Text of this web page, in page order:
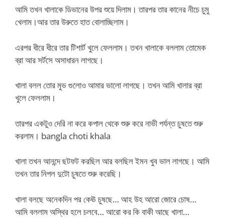
আমি তখন খালাকে ডিভানের উপর শুয়ে দিলাম। তারপর তার কানের নীচে চুমু
খেলাম।আর তার উরুতে হাত বোলাচ্ছিলাম।
এরপর ধীরে ধীরে তার টিশার্ট খুলে ফেললাম। তখন খালাকে বললাম তোমেক
ব্রা আর সর্টসে অসাধারন লাগছে।
খালা বলল তোর মুভ গুলোও আমার ভালো লাগছে। তখন আমি খালার ব্রা
খুলে ফেললাম।
তারপর একটুও দেরি না করে কপাল থেকে শুরু করে নাভী পর্যন্ত চুষতে শুরু
করলাম। bangla choti khala
খালা তখন আনন্দে ছটফট করছিল আর বলছিল ইমন খুব ভাল লাগছে। আমি
তখন তার নিপল দুটো চুষতে শুরু করেছি।
খালা বলছে অনেকদিন পর কেঊ চুষছে… আহ উহ আরো জোরে চোষ…
আমি বললাম অস্থির হলে চলবে… আরো কর কি বাকী আছে খালা…